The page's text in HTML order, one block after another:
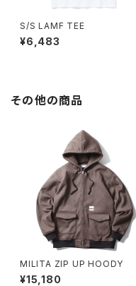
S/S LAMF TEE
¥6,483
その他の商品
MILITA ZIP UP HOODY
¥15,180